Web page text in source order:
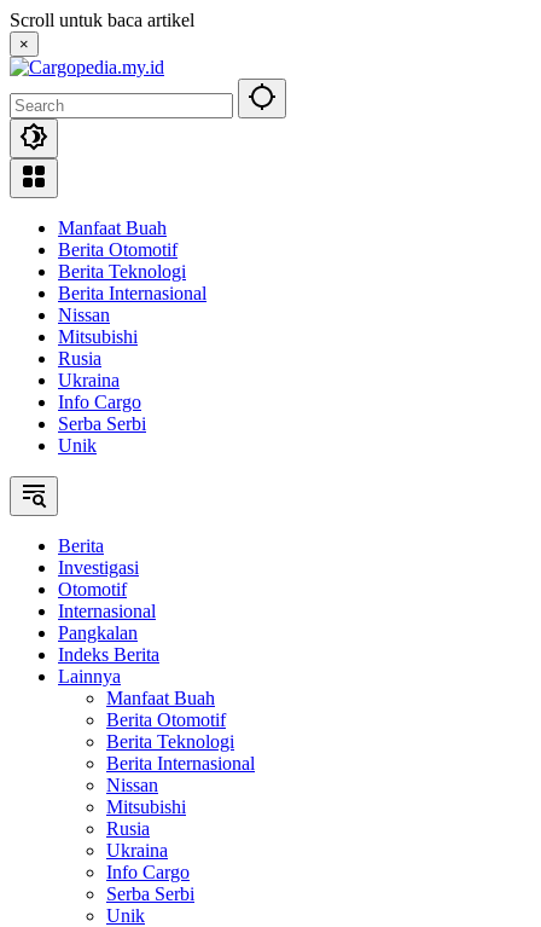
Skip
to
content
Scroll untuk baca artikel
×
Manfaat Buah
Berita Otomotif
Berita Teknologi
Berita Internasional
Nissan
Mitsubishi
Rusia
Ukraina
Info Cargo
Serba Serbi
Unik
Berita
Investigasi
Otomotif
Internasional
Pangkalan
Indeks Berita
Lainnya
Manfaat Buah
Berita Otomotif
Berita Teknologi
Berita Internasional
Nissan
Mitsubishi
Rusia
Ukraina
Info Cargo
Serba Serbi
Unik